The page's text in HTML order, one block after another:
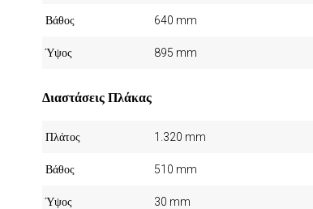
Βάθος 640 mm
Ύψος 895 mm
Διαστάσεις Πλάκας
Πλάτος 1.320 mm
Βάθος 510 mm
Ύψος 30 mm